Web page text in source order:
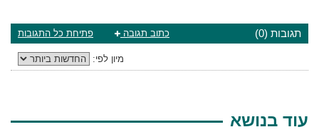
תגובות (0) פתיחת כל התגובות כתוב תגובה
מיון לפי:
עוד בנושא